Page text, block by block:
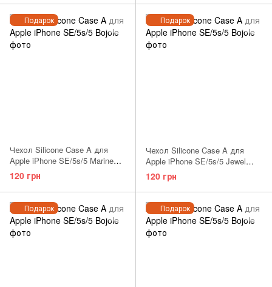
Подарок
Чехол Silicone Case A для
Apple iPhone SE/5s/5 Marine
Green
120 грн
Подарок
Чехол Silicone Case A для
Apple iPhone SE/5s/5 Jewel
Green
120 грн
Подарок Подарок